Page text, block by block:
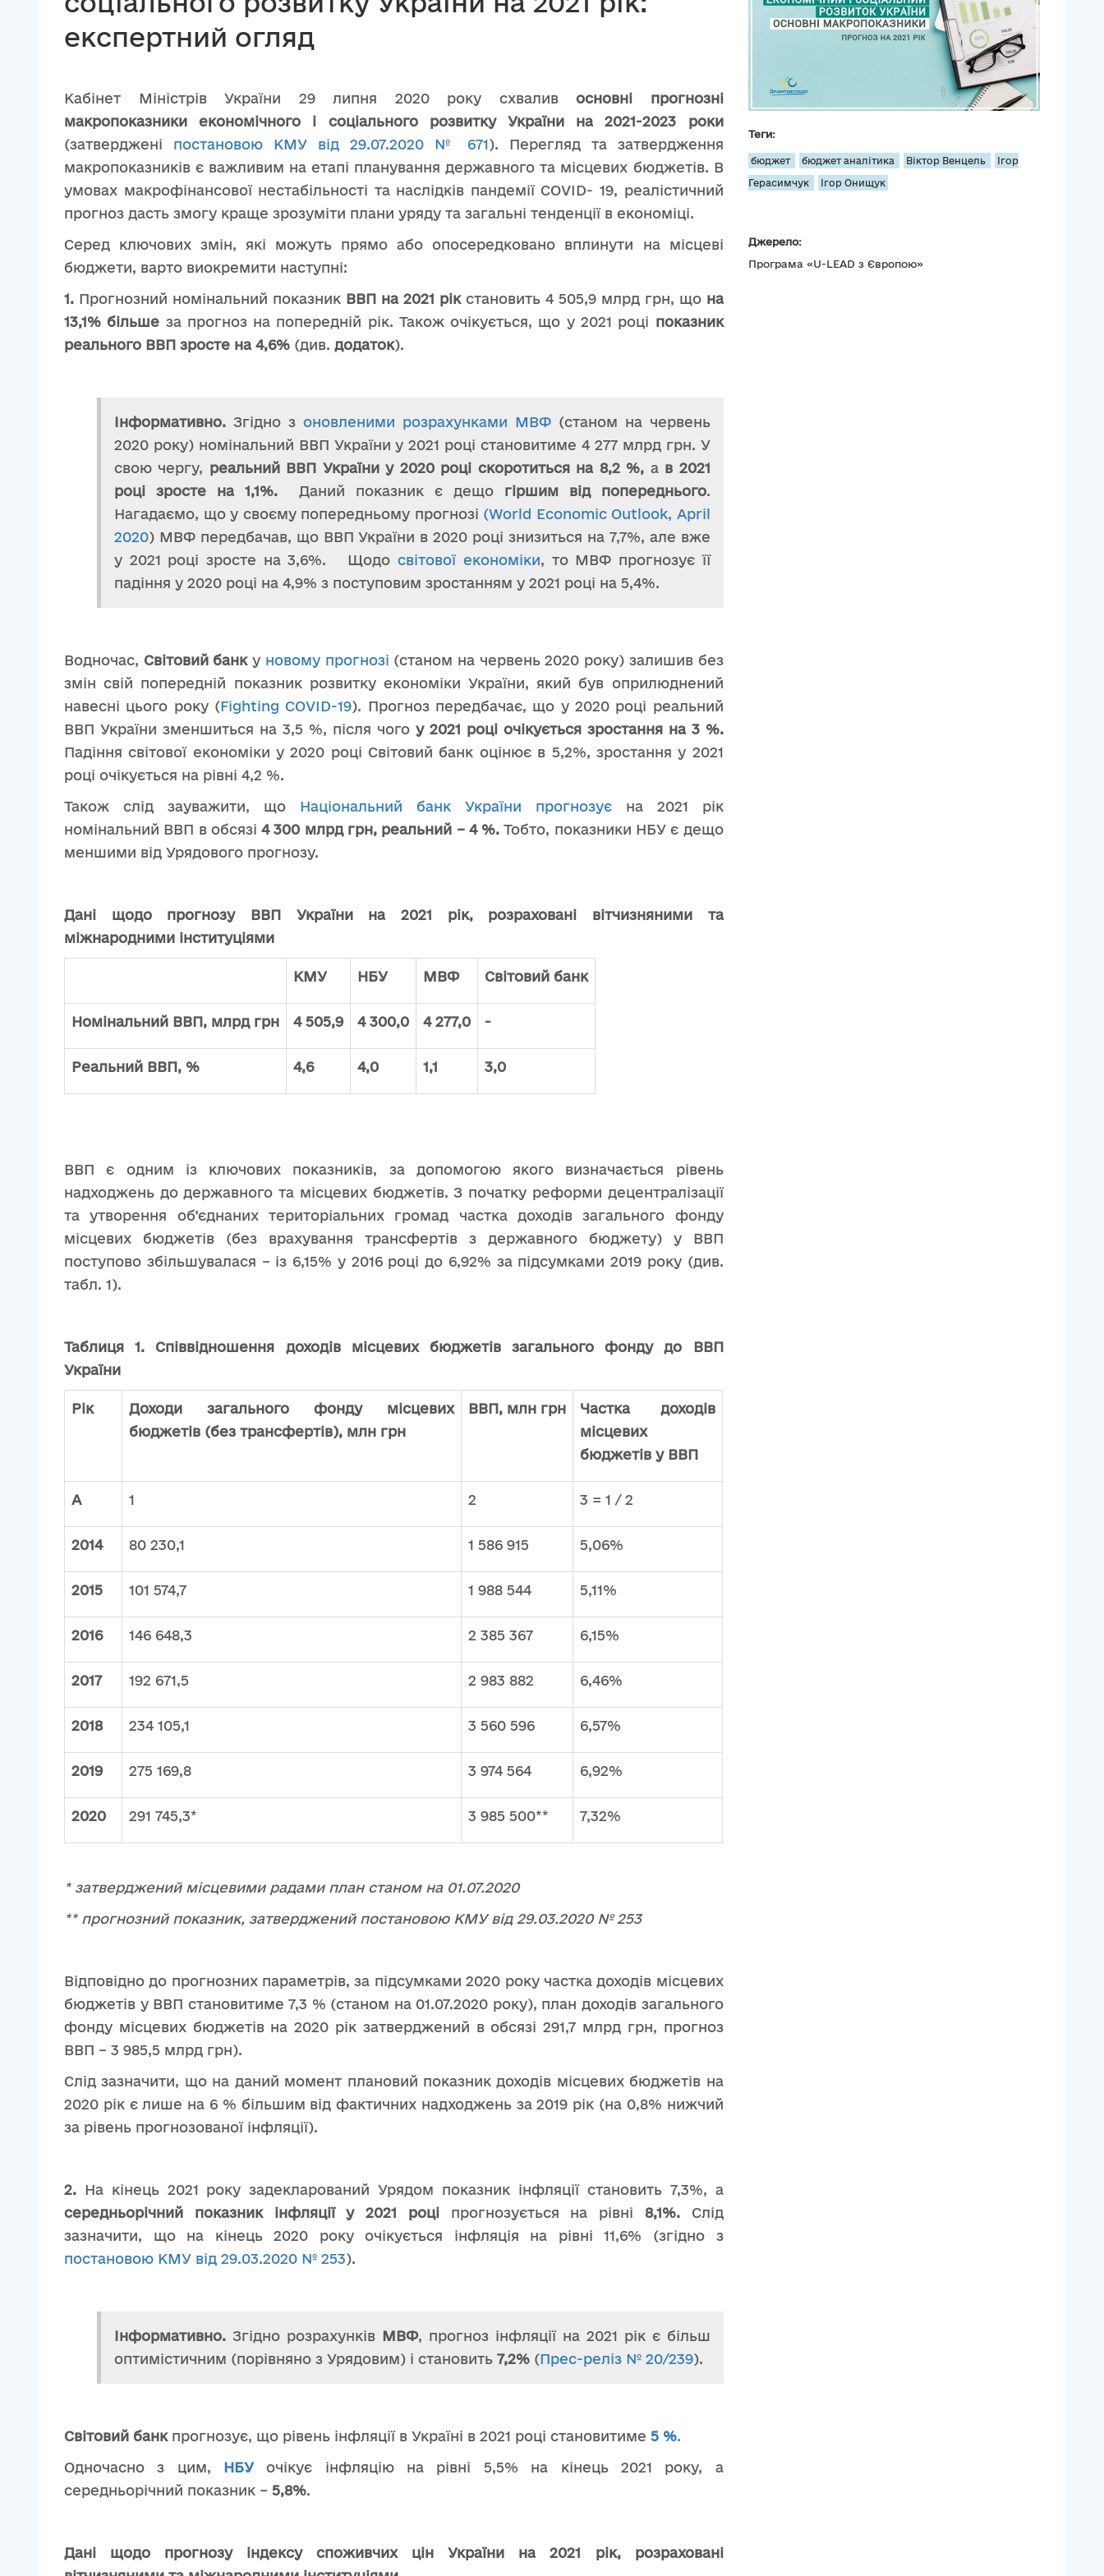
експертний огляд
Кабінет Міністрів України 29 липня 2020 року схваливосновні прогнозні
макропоказники економічного і соціального розвитку України
на 2021-2023 роки
(затверджені постановою КМУ від 29.07.2020 № 671). Перегляд та затвердження
макропоказників є важливим на етапі планування державного та місцевих бюджетів. В
умовах макрофінансової нестабільності та наслідків пандемії COVID- 19, реалістичний
прогноз дасть змогу краще зрозуміти плани уряду та загальні тенденції в економіці.
Серед ключових змін, які можуть прямо або опосередковано вплинути на місцеві
бюджети, варто виокремити наступні:
1. Прогнозний номінальний показник ВВП на 2021 рікстановить 4 505,9 млрд грн, що на
13,1% більше за прогноз на попередній рік. Також очікується, що у 2021 році показник
реального ВВП зросте на 4,6% (див. додаток).
Інформативно. Згідно з оновленими розрахунками МВФ(станом на червень
2020 року) номінальний ВВП України у 2021 році становитиме 4 277 млрд грн. У
свою чергу, реальний ВВП України у 2020 році скоротиться на 8,2 %, а в 2021
році зросте на 1,1%.Даний показник є дещо гіршим від попереднього.
Нагадаємо, що у своєму попередньому прогнозі (World Economic Outlook, April
2020) МВФ передбачав, що ВВП України в 2020 році знизиться на 7,7%, але вже
у 2021 році зросте на 3,6%. Щодосвітової економіки, то МВФ прогнозує її
падіння у 2020 році на 4,9% з поступовим зростанням у 2021 році на 5,4%.
Водночас, Світовий банку новому прогнозі (станом на червень 2020 року) залишив без
змін свій попередній показник розвитку економіки України, який був оприлюднений
навесні цього року (Fighting COVID-19). Прогноз передбачає, що у 2020 році реальний
ВВП України зменшиться на 3,5 %, після чого у 2021 році очікується зростання на 3 %.
Падіння світової економіки у 2020 році Світовий банк оцінює в 5,2%, зростання у 2021
році очікується на рівні 4,2 %.
Також слід зауважити, що Національний банк України прогнозуєна 2021 рік
номінальний ВВП в обсязі4 300 млрд грн, реальний – 4 %. Тобто, показники НБУ є дещо
меншими від Урядового прогнозу.
Дані щодо прогнозу ВВП України на 2021 рік, розраховані вітчизняними та
міжнародними інституціями
КМУ НБУ МВФ Світовий банк
Номінальний ВВП, млрд грн 4 505,9 4 300,0 4 277,0 -
Реальний ВВП, % 4,6 4,0 1,1 3,0
ВВП є одним із ключових показників, за допомогою якого визначається рівень
надходжень до державного та місцевих бюджетів. З початку реформи децентралізації
та утворення об’єднаних територіальних громад частка доходів загального фонду
місцевих бюджетів (без врахування трансфертів з державного бюджету) у ВВП
поступово збільшувалася – із 6,15% у 2016 році до 6,92% за підсумками 2019 року (див.
табл. 1).
Таблиця 1. Співвідношення доходів місцевих бюджетів загального фонду до ВВП
України
Рік
Доходи загального фонду місцевих
бюджетів (без трансфертів), млн грн
ВВП, млн грн
Частка доходів
місцевих
бюджетів у ВВП
А 1 2 3 = 1 / 2
2014 80 230,1 1 586 915 5,06%
2015 101 574,7 1 988 544 5,11%
2016 146 648,3 2 385 367 6,15%
2017 192 671,5 2 983 882 6,46%
2018 234 105,1 3 560 596 6,57%
2019 275 169,8 3 974 564 6,92%
2020 291 745,3* 3 985 500** 7,32%
* затверджений місцевими радами план станом на 01.07.2020
** прогнозний показник, затверджений постановою КМУ від 29.03.2020 № 253
Відповідно до прогнозних параметрів, за підсумками 2020 року частка доходів місцевих
бюджетів у ВВП становитиме 7,3 % (станом на 01.07.2020 року), план доходів загального
фонду місцевих бюджетів на 2020 рік затверджений в обсязі 291,7 млрд грн, прогноз
ВВП – 3 985,5 млрд грн).
Слід зазначити, що на даний момент плановий показник доходів місцевих бюджетів на
2020 рік є лише на 6 % більшим від фактичних надходжень за 2019 рік (на 0,8% нижчий
за рівень прогнозованої інфляції).
2. На кінець 2021 року задекларований Урядом показник інфляції становить 7,3%, а
середньорічний показник інфляції
у 2021 роціпрогнозується на рівні 8,1%. Слід
зазначити, що на кінець 2020 року очікується інфляція на рівні 11,6% (згідно з
постановою КМУ від 29.03.2020 № 253).
Інформативно. Згідно розрахунків МВФ, прогноз інфляції на 2021 рік є більш
оптимістичним (порівняно з Урядовим) і становить 7,2% (Прес-реліз № 20/239).
Світовий банкпрогнозує, що рівень інфляції в Україні в 2021 році становитиме 5 %.
Одночасно з цим, НБУочікує інфляцію на рівні 5,5% на кінець 2021 року, а
середньорічний показник – 5,8%.
Дані щодо прогнозу індексу споживчих цін України на 2021 рік, розраховані
Теги:
бюджет бюджет аналітика Віктор Венцель Ігор
Герасимчук Ігор Онищук
Джерело:
Програма «U-LEAD з Європою»